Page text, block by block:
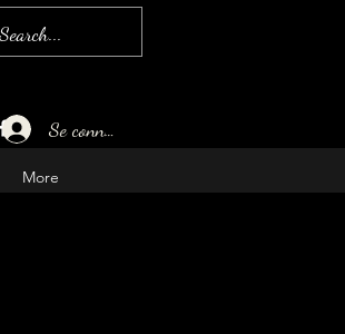
More
Se connecter